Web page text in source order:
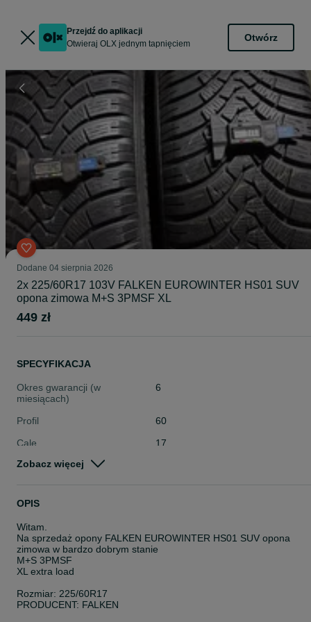
Przejdź do aplikacji
Otwieraj OLX jednym tapnięciem
Otwórz
Dodane 04 sierpnia 2026
2x 225/60R17 103V FALKEN EUROWINTER HS01 SUV
opona zimowa M+S 3PMSF XL
449 zł
SPECYFIKACJA
Okres gwarancji (w
miesiącach)
6
Profil
60
Cale
17
Stan
Pojazd
Szerokość
Zobacz więcej
OPIS
Witam.
Na sprzedaż opony FALKEN EUROWINTER HS01 SUV opona
zimowa w bardzo dobrym stanie
M+S 3PMSF
XL extra load
Rozmiar: 225/60R17
PRODUCENT: FALKEN